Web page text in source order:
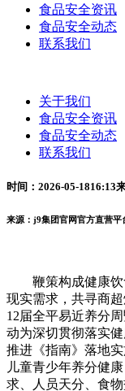
食品安全资讯
食品安全动态
联系我们
关于我们
食品安全资讯
食品安全动态
联系我们
时间：2026-05-1816:13
来源：j9集团官网官方直营平
鞭策构成健康饮
现实需求，共寻商
12届全平易近养分
动为深切贯彻落实
推进《指南》落地
儿童青少年养分健
求、人员天分、食